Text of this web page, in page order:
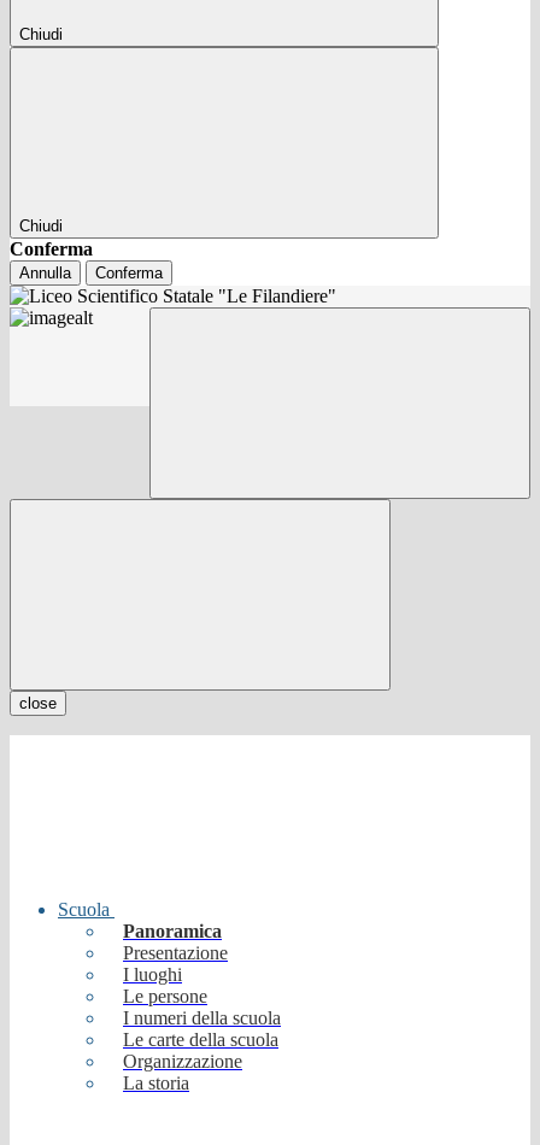
Chiudi
Chiudi
Conferma
Annulla Conferma
close
Scuola
Panoramica
Presentazione
I luoghi
Le persone
I numeri della scuola
Le carte della scuola
Organizzazione
La storia